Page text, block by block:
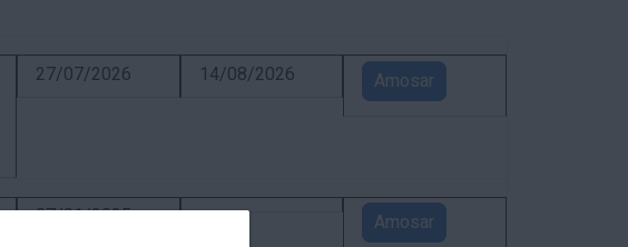
27/07/2026 14/08/2026 Amosar
07/01/2025 Amosar